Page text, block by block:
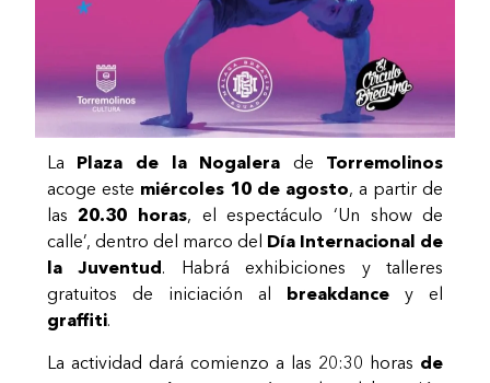
La Plaza de la Nogalera de Torremolinos
acoge este miércoles 10 de agosto, a partir de
las20.30 horas, el espectáculo ‘Un show de
calle’, dentro del marco del Día Internacional de
la Juventud. Habrá exhibiciones y talleres
gratuitos de iniciación al breakdance y el
graffiti.
La actividad dará comienzo a las 20:30 horas de